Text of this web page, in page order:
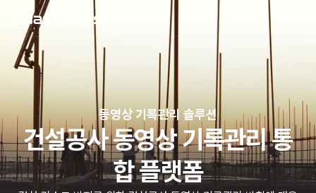
동영상 기록관리 솔루션
건설공사 동영상 기록관리 통
합 플랫폼